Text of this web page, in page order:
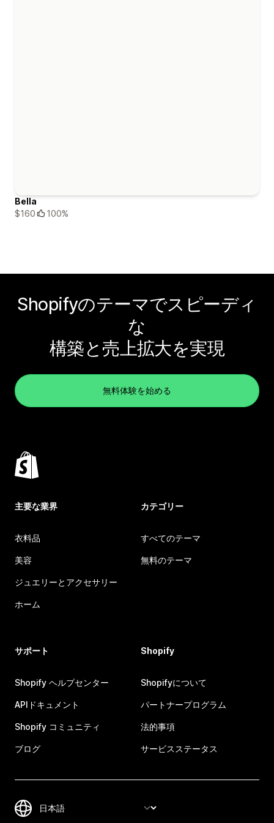
Bella
$160
100%
Shopifyのテーマでスピーディ
な
構築と売上拡大を実現
無料体験を始める
主要な業界
衣料品
美容
ジュエリーとアクセサリー
ホーム
カテゴリー
すべてのテーマ
無料のテーマ
サポート
Shopify ヘルプセンター
APIドキュメント
Shopify コミュニティ
ブログ
Shopify
Shopifyについて
パートナープログラム
法的事項
サービスステータス